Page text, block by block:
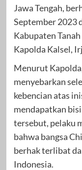
Jawa Tengah,
September 2023
Kabupaten
Kapolda Kalsel,
Menurut
menyebarkan
kebencian atas
mendapatkan
tersebut, pelaku
bahwa bangsa
berhak terlibat
Indonesia.